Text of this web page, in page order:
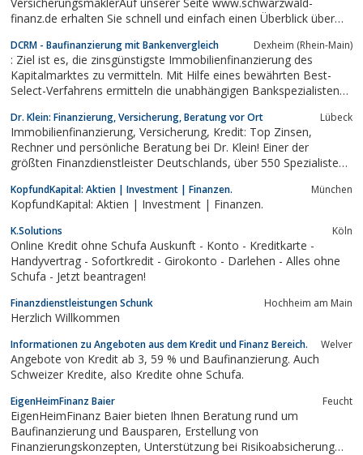
finanz.de erhalten Sie schnell und einfach einen Überblick über
DCRM - Baufinanzierung mit Bankenvergleich Dexheim (Rhein-Main)
: Ziel ist es, die zinsgünstigste Immobilienfinanzierung des
Kapitalmarktes zu vermitteln. Mit Hilfe eines bewährten Best-
Select-Verfahrens ermitteln die unabhängigen Bankspezialisten
persönliche Bestkondition. So können über die Gesamtlaufzeit
des Darlehens in aller...
Dr. Klein: Finanzierung, Versicherung, Beratung vor Ort Lübeck
Immobilienfinanzierung, Versicherung, Kredit: Top Zinsen,
Rechner und persönliche Beratung bei Dr. Klein! Einer der
größten Finanzdienstleister Deutschlands, über 550 Spezialisten,
KopfundKapital: Aktien | Investment | Finanzen. München
KopfundKapital: Aktien | Investment | Finanzen.
K.Solutions Köln
Online Kredit ohne Schufa Auskunft - Konto - Kreditkarte -
Handyvertrag - Sofortkredit - Girokonto - Darlehen - Alles ohne
Schufa - Jetzt beantragen!
Finanzdienstleistungen Schunk Hochheim am Main
Herzlich Willkommen
Informationen zu Angeboten aus dem Kredit und Finanz Bereich. Welver
Angebote von Kredit ab 3, 59 % und Baufinanzierung. Auch
Schweizer Kredite, also Kredite ohne Schufa.
EigenHeimFinanz Baier Feucht
EigenHeimFinanz Baier bieten Ihnen Beratung rund um
Baufinanzierung und Bausparen, Erstellung von
Finanzierungskonzepten, Unterstützung bei Risikoabsicherung